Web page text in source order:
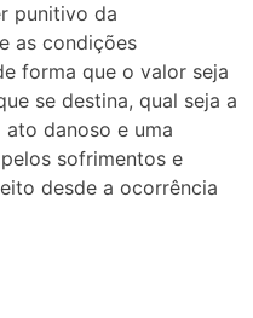
punitivo da
as condições
forma que o valor seja
se destina, qual seja a
danoso e uma
sofrimentos e
desde a ocorrência